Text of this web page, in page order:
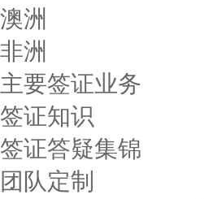
澳洲
非洲
主要签证业务
签证知识
签证答疑集锦
团队定制